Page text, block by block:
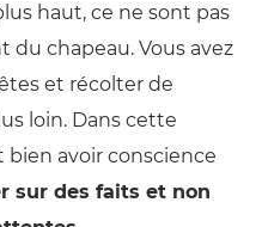
haut, ce ne sont pas
chapeau. Vous avez
et récolter de
loin. Dans cette
avoir conscience
sur des faits et non